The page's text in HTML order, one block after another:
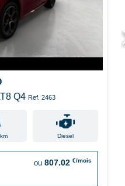
Q4 Ref. 2463
Diesel
ou 807.02 €/mois